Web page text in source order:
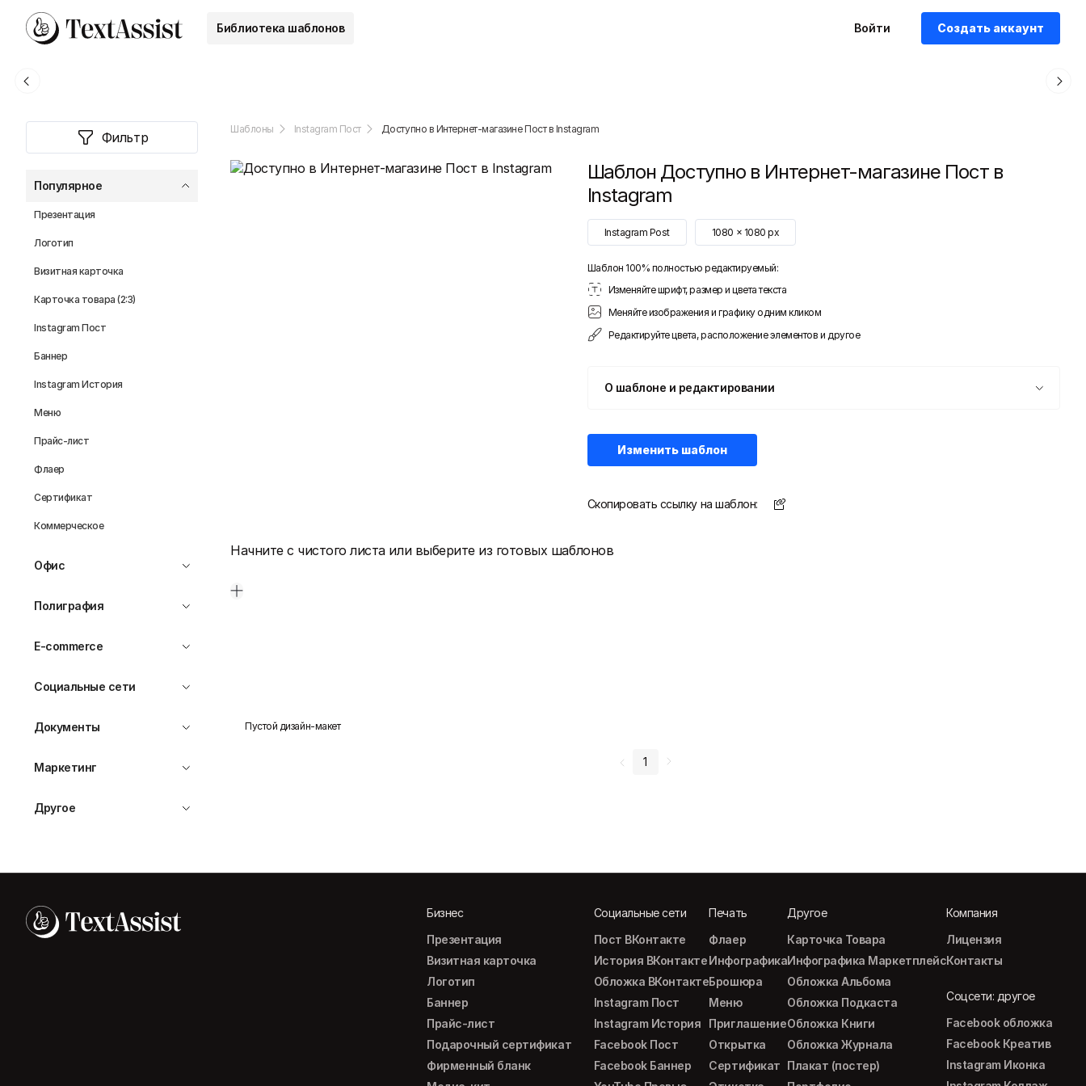
Библиотека шаблонов Войти Создать аккаунт
Фильтр
Популярное
Презентация
Логотип
Визитная карточка
Карточка товара (2:3)
Instagram Пост
Баннер
Instagram История
Меню
Прайс-лист
Флаер
Сертификат
Коммерческое
Офис
Полиграфия
E-commerce
Социальные сети
Документы
Маркетинг
Другое
Шаблоны Instagram Пост Доступно в Интернет-магазине Пост в Instagram
Шаблон Доступно в Интернет-магазине Пост в
Instagram
Instagram Post 1080 x 1080 px
Шаблон 100% полностью редактируемый:
Изменяйте шрифт, размер и цвета текста
Меняйте изображения и графику одним кликом
Редактируйте цвета, расположение элементов и другое
О шаблоне и редактировании
Изменить шаблон
Скопировать ссылку на шаблон:
Начните с чистого листа или выберите из готовых шаблонов
Пустой дизайн-макет
1
Бизнес
Презентация
Визитная карточка
Логотип
Баннер
Прайс-лист
Подарочный сертификат
Фирменный бланк
Социальные сети
Пост ВКонтакте
История ВКонтакте
Обложка ВКонтакте
Instagram Пост
Instagram История
Facebook Пост
Facebook Баннер
Печать
Флаер
Инфографика
Брошюра
Меню
Приглашение
Открытка
Сертификат
Другое
Карточка Товара
Инфографика Маркетплейс
Обложка Альбома
Обложка Подкаста
Обложка Книги
Обложка Журнала
Плакат (постер)
Компания
Лицензия
Контакты
Соцсети: другое
Facebook обложка
Facebook Креатив
Instagram Иконка